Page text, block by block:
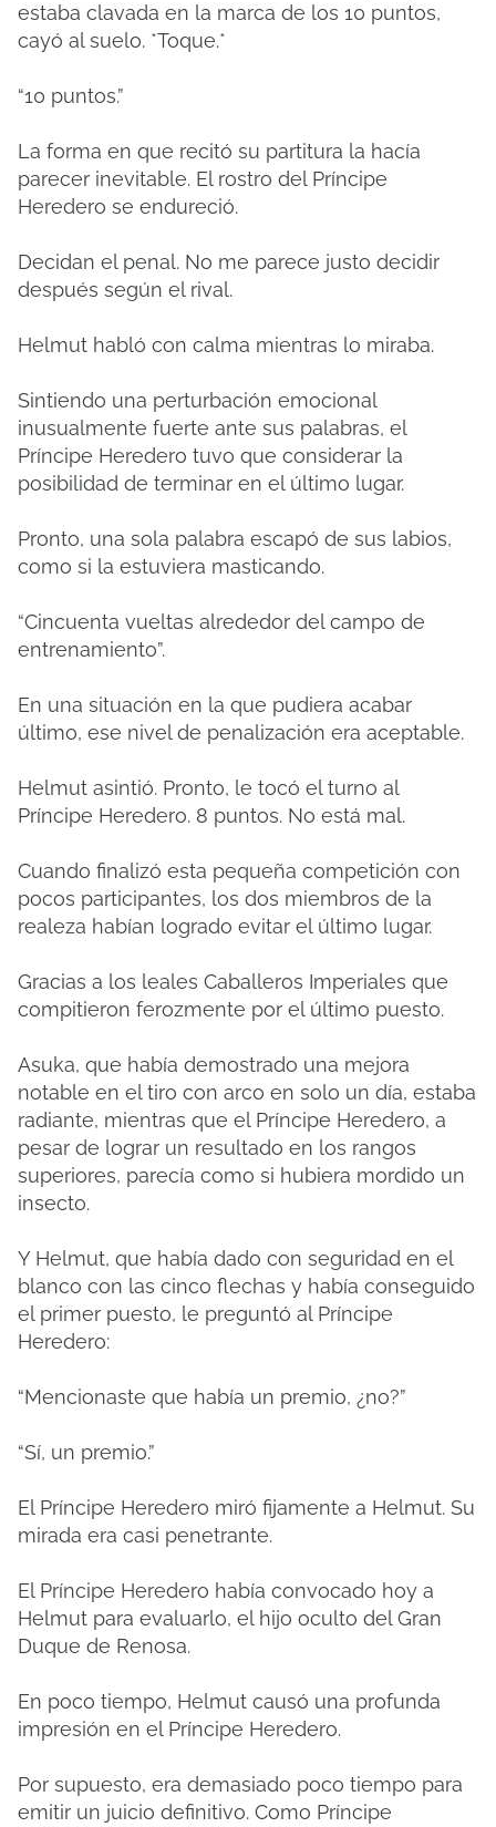
estaba clavada en la marca de los 10 puntos,
cayó al suelo. *Toque.*
“10 puntos.”
La forma en que recitó su partitura la hacía
parecer inevitable. El rostro del Príncipe
Heredero se endureció.
Decidan el penal. No me parece justo decidir
después según el rival.
Helmut habló con calma mientras lo miraba.
Sintiendo una perturbación emocional
inusualmente fuerte ante sus palabras, el
Príncipe Heredero tuvo que considerar la
posibilidad de terminar en el último lugar.
Pronto, una sola palabra escapó de sus labios,
como si la estuviera masticando.
“Cincuenta vueltas alrededor del campo de
entrenamiento”.
En una situación en la que pudiera acabar
último, ese nivel de penalización era aceptable.
Helmut asintió. Pronto, le tocó el turno al
Príncipe Heredero. 8 puntos. No está mal.
Cuando finalizó esta pequeña competición con
pocos participantes, los dos miembros de la
realeza habían logrado evitar el último lugar.
Gracias a los leales Caballeros Imperiales que
compitieron ferozmente por el último puesto.
Asuka, que había demostrado una mejora
notable en el tiro con arco en solo un día, estaba
radiante, mientras que el Príncipe Heredero, a
pesar de lograr un resultado en los rangos
superiores, parecía como si hubiera mordido un
insecto.
Y Helmut, que había dado con seguridad en el
blanco con las cinco flechas y había conseguido
el primer puesto, le preguntó al Príncipe
Heredero:
“Mencionaste que había un premio, ¿no?”
“Sí, un premio.”
El Príncipe Heredero miró fijamente a Helmut. Su
mirada era casi penetrante.
El Príncipe Heredero había convocado hoy a
Helmut para evaluarlo, el hijo oculto del Gran
Duque de Renosa.
En poco tiempo, Helmut causó una profunda
impresión en el Príncipe Heredero.
Por supuesto, era demasiado poco tiempo para
emitir un juicio definitivo. Como Príncipe